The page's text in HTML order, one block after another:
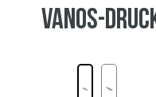
Vanos-